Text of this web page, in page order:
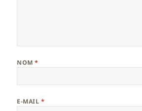
NOM*
E-MAIL *